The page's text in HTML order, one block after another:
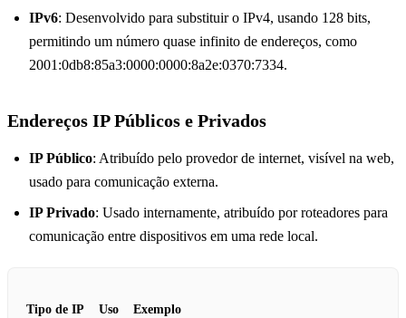
IPv6: Desenvolvido para substituir o IPv4, usando 128 bits,
permitindo um número quase infinito de endereços, como
2001:0db8:85a3:0000:0000:8a2e:0370:7334.
Endereços IP Públicos e Privados
IP Público: Atribuído pelo provedor de internet, visível na web,
usado para comunicação externa.
IP Privado: Usado internamente, atribuído por roteadores para
comunicação entre dispositivos em uma rede local.
Tipo de IP Uso Exemplo